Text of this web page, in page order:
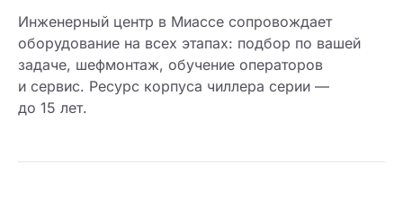
Инженерный центр в Миассе сопровождает
оборудование на всех этапах: подбор по вашей
задаче, шефмонтаж, обучение операторов
и сервис. Ресурс корпуса чиллера серии —
до 15 лет.